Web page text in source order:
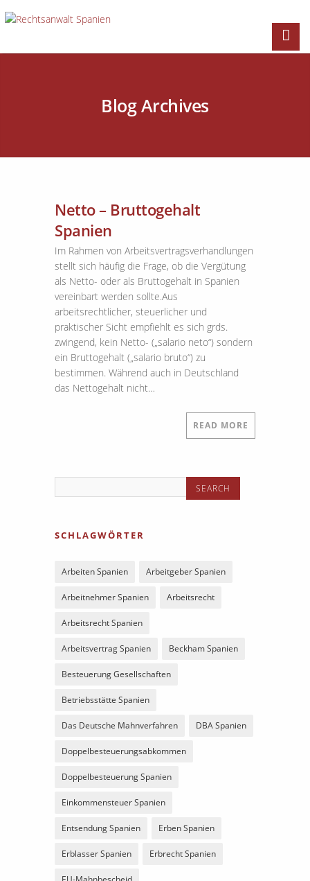
Blog Archives
Netto – Bruttogehalt
Spanien
Im Rahmen von Arbeitsvertragsverhandlungen
stellt sich häufig die Frage, ob die Vergütung
als Netto- oder als Bruttogehalt in Spanien
vereinbart werden sollte.Aus
arbeitsrechtlicher, steuerlicher und
praktischer Sicht empfiehlt es sich grds.
zwingend, kein Netto- („salario neto“) sondern
ein Bruttogehalt („salario bruto“) zu
bestimmen. Während auch in Deutschland
das Nettogehalt nicht…
READ MORE
SCHLAGWÖRTER
Arbeiten Spanien Arbeitgeber Spanien
Arbeitnehmer Spanien Arbeitsrecht
Arbeitsrecht Spanien
Arbeitsvertrag Spanien Beckham Spanien
Besteuerung Gesellschaften
Betriebsstätte Spanien
Das Deutsche Mahnverfahren DBA Spanien
Doppelbesteuerungsabkommen
Doppelbesteuerung Spanien
Einkommensteuer Spanien
Entsendung Spanien Erben Spanien
Erblasser Spanien Erbrecht Spanien